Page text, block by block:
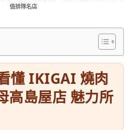
值排隊名店
懂 IKIGAI 燒肉
高島屋店 魅力所